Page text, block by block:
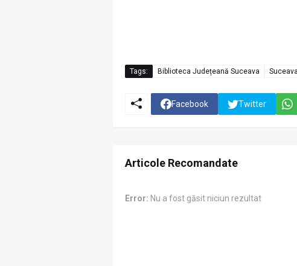
Tags: Biblioteca Județeană Suceava Suceava
Facebook Twitter
Articole Recomandate
Error: Nu a fost găsit niciun rezultat